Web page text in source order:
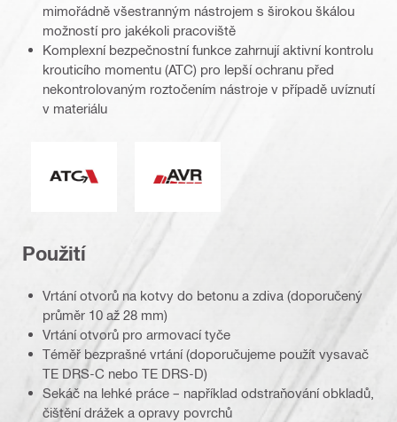
mimořádně všestranným nástrojem s širokou škálou
možností pro jakékoli pracoviště
Komplexní bezpečnostní funkce zahrnují aktivní kontrolu
krouticího momentu (ATC) pro lepší ochranu před
nekontrolovaným roztočením nástroje v případě uvíznutí
v materiálu
Použití
Vrtání otvorů na kotvy do betonu a zdiva (doporučený
průměr 10 až 28 mm)
Vrtání otvorů pro armovací tyče
Téměř bezprašné vrtání (doporučujeme použít vysavač
TE DRS-C nebo TE DRS-D)
Sekáč na lehké práce – například odstraňování obkladů,
čištění drážek a opravy povrchů